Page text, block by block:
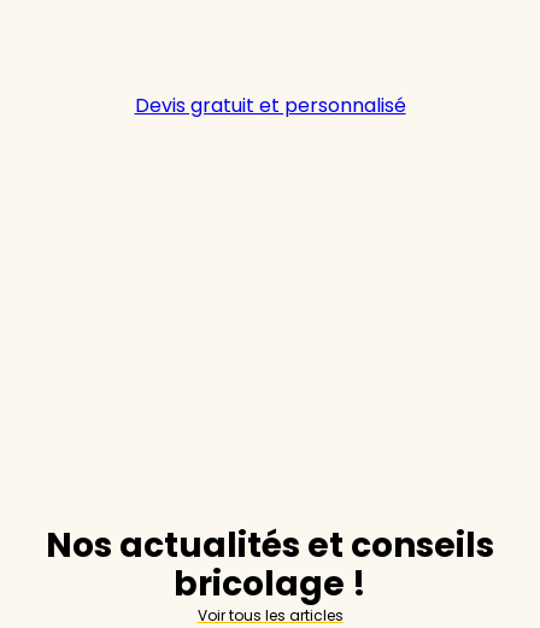
Devis gratuit et personnalisé
Nos actualités et conseils
bricolage !
Voir tous les articles